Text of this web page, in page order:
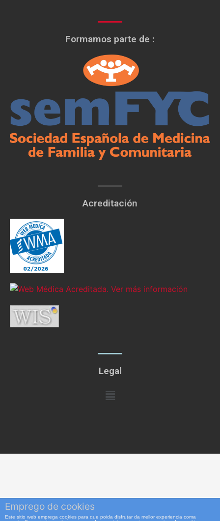
Formamos parte de :
Acreditación
Legal
Menú
Emprego de cookies
Este sitio web emprega cookies para que poida disfrutar da mellor experiencia coma